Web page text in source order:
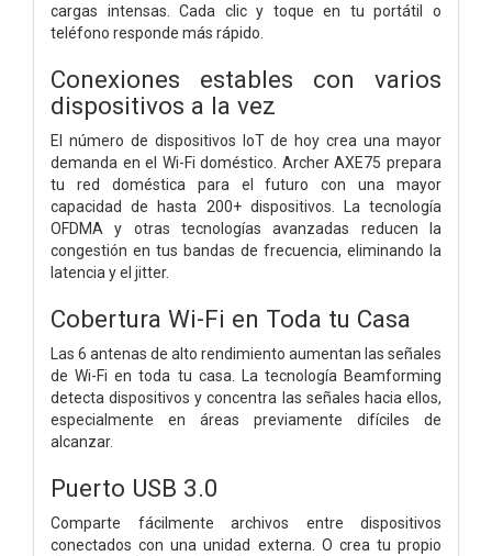
cargas intensas. Cada clic y toque en tu portátil o
teléfono responde más rápido.
Conexiones estables con varios
dispositivos a la vez
El número de dispositivos IoT de hoy crea una mayor
demanda en el Wi-Fi doméstico. Archer AXE75 prepara
tu red doméstica para el futuro con una mayor
capacidad de hasta 200+ dispositivos. La tecnología
OFDMA y otras tecnologías avanzadas reducen la
congestión en tus bandas de frecuencia, eliminando la
latencia y el jitter.
Cobertura Wi-Fi en Toda tu Casa
Las 6 antenas de alto rendimiento aumentan las señales
de Wi-Fi en toda tu casa. La tecnología Beamforming
detecta dispositivos y concentra las señales hacia ellos,
especialmente en áreas previamente difíciles de
alcanzar.
Puerto USB 3.0
Comparte fácilmente archivos entre dispositivos
conectados con una unidad externa. O crea tu propio